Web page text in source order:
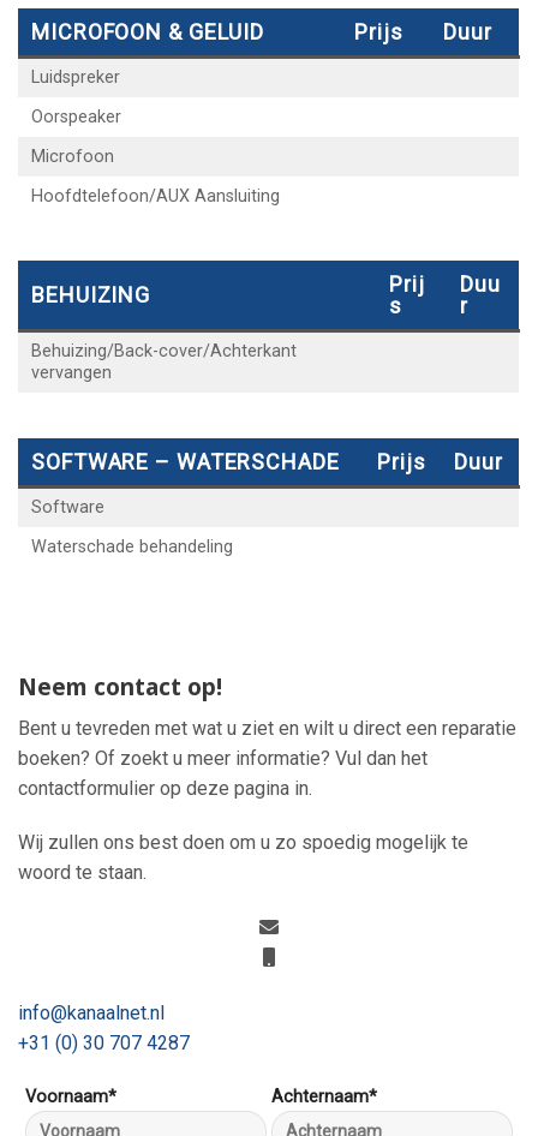
MICROFOON & GELUID Prijs Duur
Luidspreker
Oorspeaker
Microfoon
Hoofdtelefoon/AUX Aansluiting
BEHUIZING
Prij
S
Duu
R
Behuizing/Back-cover/Achterkant
vervangen
SOFTWARE – WATERSCHADE Prijs Duur
Software
Waterschade behandeling
Neem contact op!
Bent u tevreden met wat u ziet en wilt u direct een reparatie
boeken? Of zoekt u meer informatie? Vul dan het
contactformulier op deze pagina in.
Wij zullen ons best doen om u zo spoedig mogelijk te
woord te staan.
info@kanaalnet.nl
+31 (0) 30 707 4287
Voornaam* Achternaam*